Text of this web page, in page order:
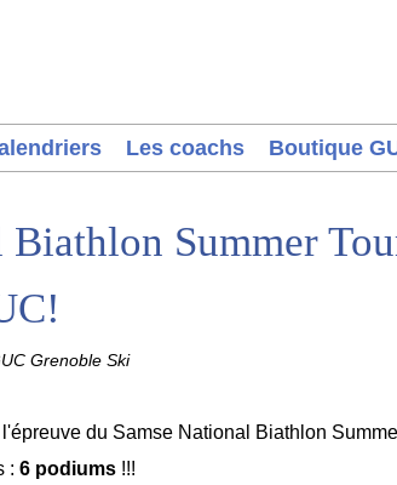
Les coachs Boutique
Biathlon Summer
Grenoble Ski
du Samse National Biathlon
: 6 podiums !!!